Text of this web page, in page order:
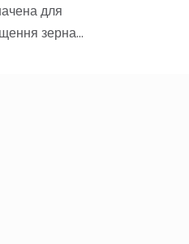
для
зерна…